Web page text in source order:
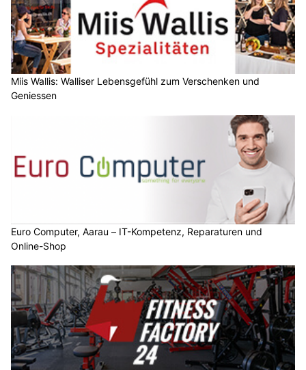
Miis Wallis: Walliser Lebensgefühl zum Verschenken und
Geniessen
Euro Computer, Aarau – IT-Kompetenz, Reparaturen und
Online-Shop